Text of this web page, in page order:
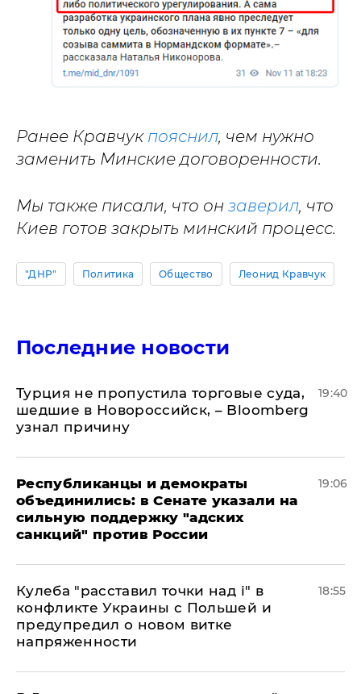
Ранее Кравчук пояснил, чем нужно
заменить Минские договоренности.
Мы также писали, что он заверил, что
Киев готов закрыть минский процесс.
"ДНР" Политика Общество Леонид Кравчук
Последние новости
Турция не пропустила торговые суда,
шедшие в Новороссийск, – Bloomberg
узнал причину
19:40
Республиканцы и демократы
объединились: в Сенате указали на
сильную поддержку "адских
санкций" против России
19:06
Кулеба "расставил точки над і" в
конфликте Украины с Польшей и
предупредил о новом витке
напряженности
18:55